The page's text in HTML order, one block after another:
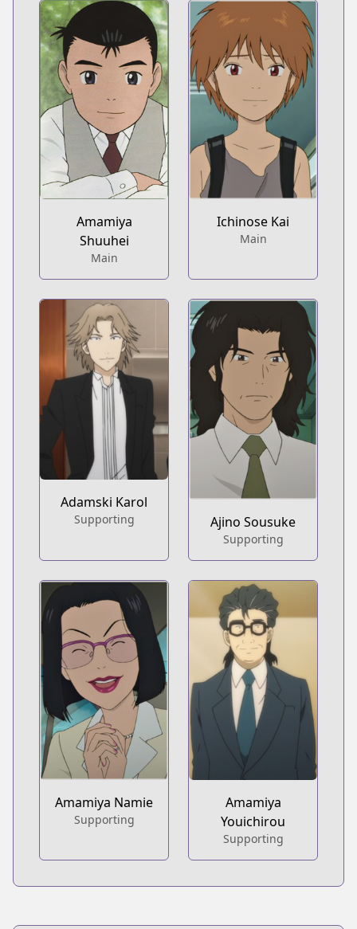
Amamiya
Shuuhei
Main
Ichinose Kai
Main
Adamski Karol
Supporting Ajino Sousuke
Supporting
Amamiya Namie
Supporting
Amamiya
Youichirou
Supporting